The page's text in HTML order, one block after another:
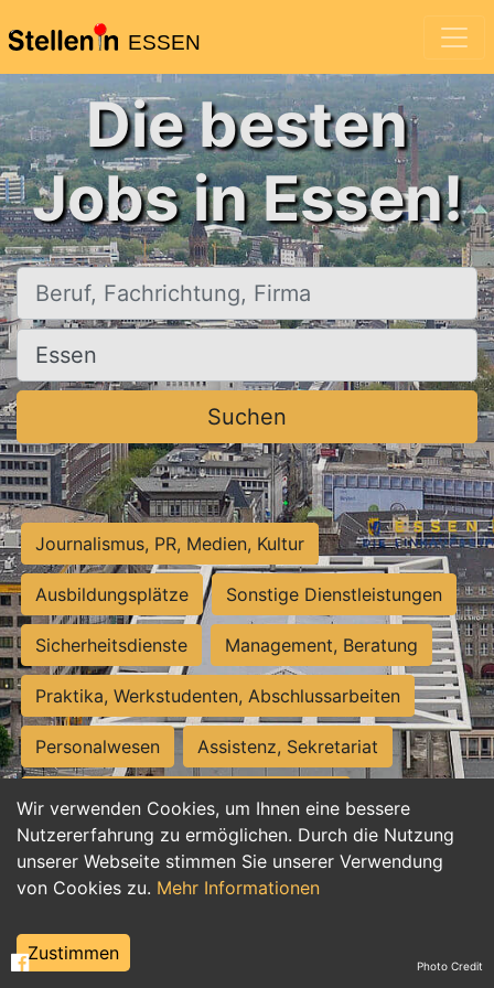
ESSEN
Wir verwenden Cookies, um Ihnen eine bessere
Nutzererfahrung zu ermöglichen. Durch die Nutzung
unserer Webseite stimmen Sie unserer Verwendung
von Cookies zu. Mehr Informationen
Zustimmen
Die besten
Jobs in Essen!
Beruf, Fachrichtung, Firma
Ort, Stadt
Suchen
Journalismus, PR, Medien, Kultur
Ausbildungsplätze Sonstige Dienstleistungen
Sicherheitsdienste Management, Beratung
Praktika, Werkstudenten, Abschlussarbeiten
Personalwesen Assistenz, Sekretariat
Hilfskräfte, Aushilfs- und Nebenjobs
Einkauf, Logistik, Materialwirtschaft
Weiterbildung, Studium, duale Ausbildung
Tourismus
Photo Credit